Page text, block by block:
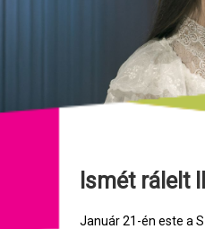
Ismét rálelt
Január 21-én este a